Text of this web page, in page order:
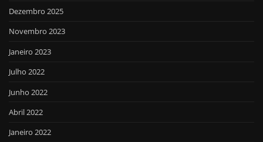
Dezembro 2025
Novembro 2023
Janeiro 2023
Julho 2022
Junho 2022
Abril 2022
Janeiro 2022